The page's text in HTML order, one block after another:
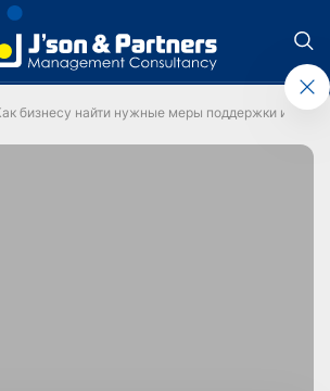
бизнесу найти нужные меры поддержки и не